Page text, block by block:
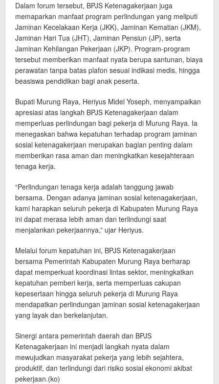
Dalam forum tersebut, BPJS Ketenagakerjaan juga
memaparkan manfaat program perlindungan yang meliputi
Jaminan Kecelakaan Kerja (JKK), Jaminan Kematian (JKM),
Jaminan Hari Tua (JHT), Jaminan Pensiun (JP), serta
Jaminan Kehilangan Pekerjaan (JKP). Program-program
tersebut memberikan manfaat nyata berupa santunan, biaya
perawatan tanpa batas plafon sesuai indikasi medis, hingga
beasiswa pendidikan bagi anak peserta.
Bupati Murung Raya, Heriyus Midel Yoseph, menyampaikan
apresiasi atas langkah BPJS Ketenagakerjaan dalam
memperluas perlindungan bagi pekerja di Murung Raya. Ia
menegaskan bahwa kepatuhan terhadap program jaminan
sosial ketenagakerjaan merupakan bagian penting dalam
memberikan rasa aman dan meningkatkan kesejahteraan
tenaga kerja.
“Perlindungan tenaga kerja adalah tanggung jawab
bersama. Dengan adanya jaminan sosial ketenagakerjaan,
kami harapkan seluruh pekerja di Kabupaten Murung Raya
ini dapat merasa lebih aman dan terlindungi saat
menjalankan pekerjaannya,” ujar Heriyus.
Melalui forum kepatuhan ini, BPJS Ketenagakerjaan
bersama Pemerintah Kabupaten Murung Raya berharap
dapat memperkuat koordinasi lintas sektor, meningkatkan
kepatuhan pemberi kerja, serta memperluas cakupan
kepesertaan hingga seluruh pekerja di Murung Raya
mendapatkan perlindungan jaminan sosial ketenagakerjaan
yang layak dan berkelanjutan.
Sinergi antara pemerintah daerah dan BPJS
Ketenagakerjaan ini menjadi langkah nyata dalam
mewujudkan masyarakat pekerja yang lebih sejahtera,
produktif, dan terlindungi dari risiko sosial ekonomi akibat
pekerjaan.(ko)